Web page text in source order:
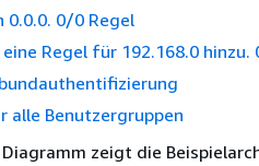
0.0.0. 0/0 Regel
eine Regel für 192.168.0 hinzu.
alle Benutzergruppen
zeigt die